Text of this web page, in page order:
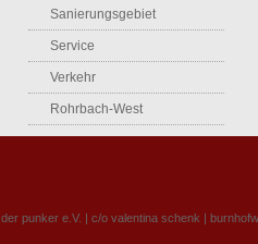
Sanierungsgebiet
Service
Verkehr
Rohrbach-West
der punker e.V. | c/o valentina schenk |